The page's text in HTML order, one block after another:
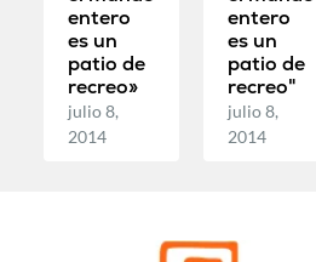
entero
es un
patio de
recreo»
julio 8,
2014
entero
es un
patio de
recreo"
julio 8,
2014